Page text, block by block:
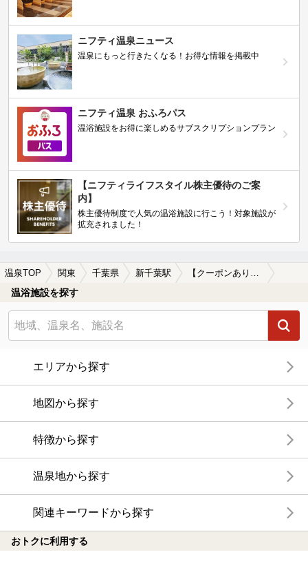
ニフティ温泉ニュース
温泉にもっと行きたくなる！お得な情報を掲載中
ニフティ温泉 おふろパス
温浴施設をお得に楽しめるサブスクリプションプラン
【ニフティライフスタイル株主優待のご案
内】
株主優待制度で人気の温浴施設に行こう！対象施設が
拡充されました！
温泉TOP 関東 千葉県 新千葉駅
温浴施設を探す
エリアから探す
地図から探す
特徴から探す
温泉地から探す
関連キーワードから探す
おトクに利用する